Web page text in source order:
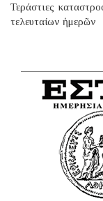
Τεράστιες
τελευταίων ἡμερῶν